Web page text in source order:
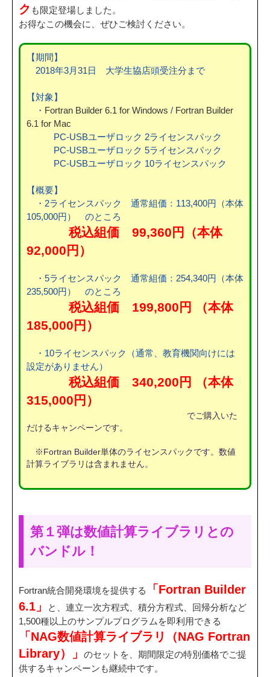
ク も限定登場しました。
お得なこの機会に、ぜひご検討ください。
【期間】
2018年3月31日 大学生協店頭受注分まで
【対象】
・ Fortran Builder 6.1 for Windows / Fortran Builder
6.1 for Mac
PC-USBユーザロック 2ライセンスパック
PC-USBユーザロック 5ライセンスパック
PC-USBユーザロック 10ライセンスパック
【概要】
・2ライセンスパック 通常組価：113,400円（本体
105,000円） のところ
税込組価 99,360円（本体
92,000円）
・5ライセンスパック 通常組価：254,340円（本体
235,500円） のところ
税込組価 199,800円 （本体
185,000円）
・10ライセンスパック（通常、教育機関向けには
設定がありません）
税込組価 340,200円 （本体
315,000円）
でご購入いた
だけるキャンペーンです。
※Fortran Builder単体のライセンスパックです。数値
計算ライブラリは含まれません。
第１弾は数値計算ライブラリとの
バンドル！
Fortran統合開発環境を提供する
「Fortran Builder
6.1」
と、連立一次方程式、積分方程式、回帰分析など
1,500種以上のサンプルプログラムを即利用できる
「NAG数値計算ライブラリ（NAG Fortran
Library）」
のセットを、期間限定の特別価格でご提
供するキャンペーンも継続中です。